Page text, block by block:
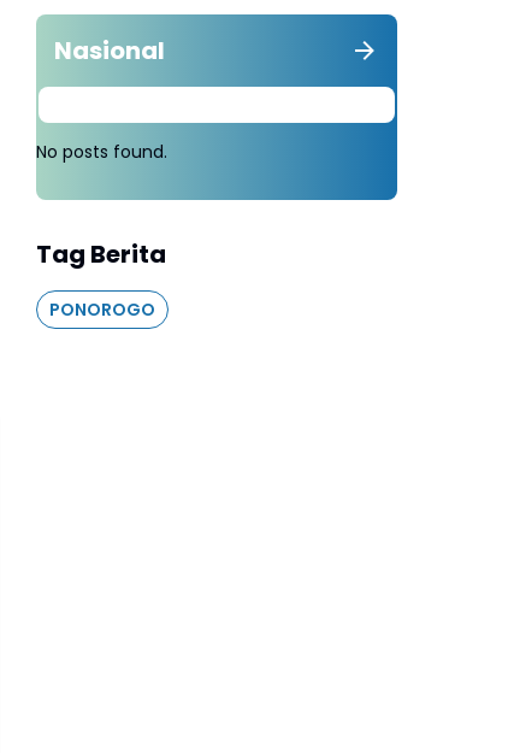
Nasional
No posts found.
Tag Berita
PONOROGO